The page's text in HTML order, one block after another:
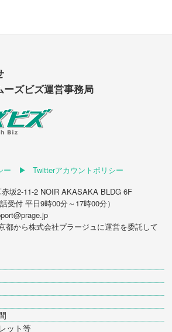
ズビズ運営事務局
ー
Twitterアカウントポリシー
坂2-11-2 NOIR AKASAKA BLDG 6F
受付 平日9時00分～17時00分）
都から株式会社プラージュに運営を委託して
ット等